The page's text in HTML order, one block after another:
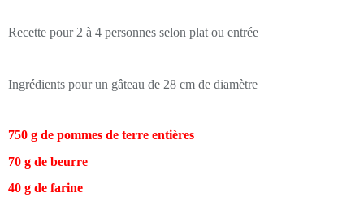
Recette pour 2 à 4 personnes selon plat ou entrée
Ingrédients pour un gâteau de 28 cm de diamètre
750 g de pommes de terre entières
70 g de beurre
40 g de farine